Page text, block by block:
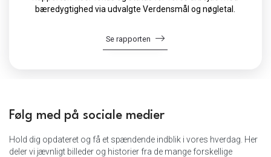
bæredygtighed via udvalgte Verdensmål og nøgletal.
Se rapporten
Følg med på sociale medier
Hold dig opdateret og få et spændende indblik i vores hverdag. Her
deler vi jævnligt billeder og historier fra de mange forskellige